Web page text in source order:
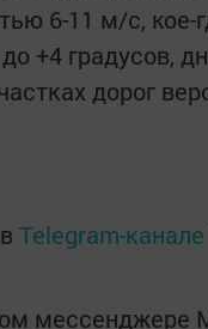
6-11 м/с,
+4 градусов,
дорог
Telegram-канале
мессенджере